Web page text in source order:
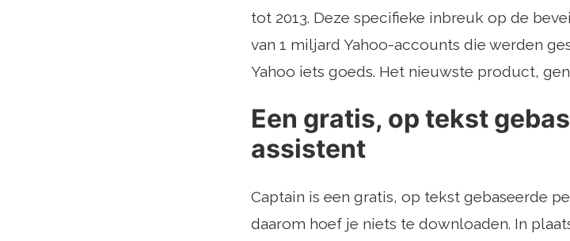
tot 2013. Deze specifieke inbreuk op de
van 1 miljard Yahoo-accounts die werden
Yahoo iets goeds. Het nieuwste product,
Een gratis, op tekst
assistent
Captain is een gratis, op tekst gebaseerde
daarom hoef je niets te downloaden. In